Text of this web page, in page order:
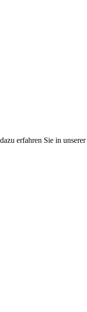
erfahren Sie in unserer